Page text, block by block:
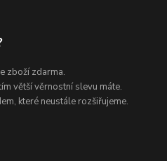
zboží zdarma.
větší věrnostní slevu máte.
které neustále rozšiřujeme.